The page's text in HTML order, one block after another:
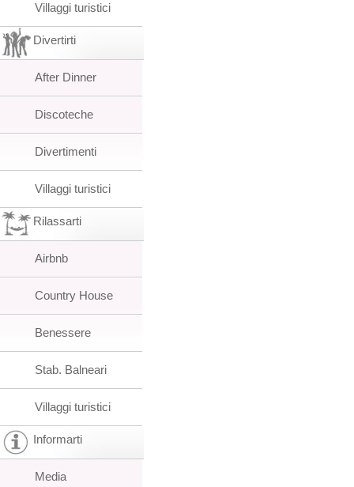
Villaggi turistici
Divertirti
After Dinner
Discoteche
Divertimenti
Villaggi turistici
Rilassarti
Airbnb
Country House
Benessere
Stab. Balneari
Villaggi turistici
Informarti
Media